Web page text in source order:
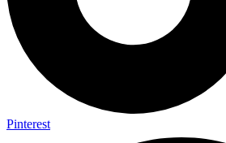
Pinterest